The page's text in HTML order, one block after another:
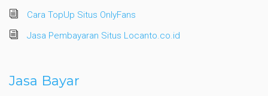
Cara TopUp Situs OnlyFans
Jasa Pembayaran Situs Locanto.co.id
Jasa Bayar